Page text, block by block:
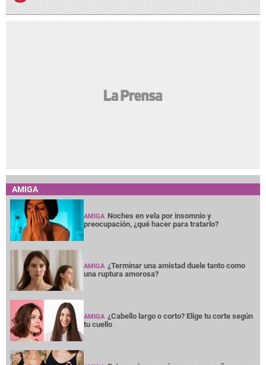
AMIGA
AMIGA Noches en vela por insomnio y
preocupación, ¿qué hacer para tratarlo?
AMIGA ¿Terminar una amistad duele tanto como
una ruptura amorosa?
AMIGA ¿Cabello largo o corto? Elige tu corte según
tu cuello